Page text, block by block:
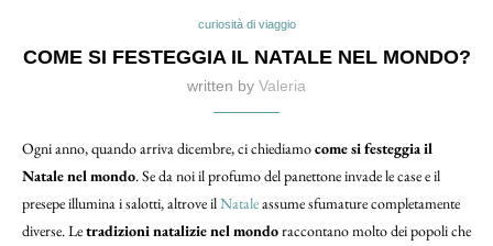
curiosità di viaggio
COME SI FESTEGGIA IL NATALE NEL MONDO?
written by Valeria
Ogni anno, quando arriva dicembre, ci chiediamocome si festeggia il
Natale nel mondo. Se da noi il profumo del panettone invade le case e il
presepe illumina i salotti, altrove ilNataleassume sfumature completamente
diverse. Letradizioni natalizie nel mondoraccontano molto dei popoli che